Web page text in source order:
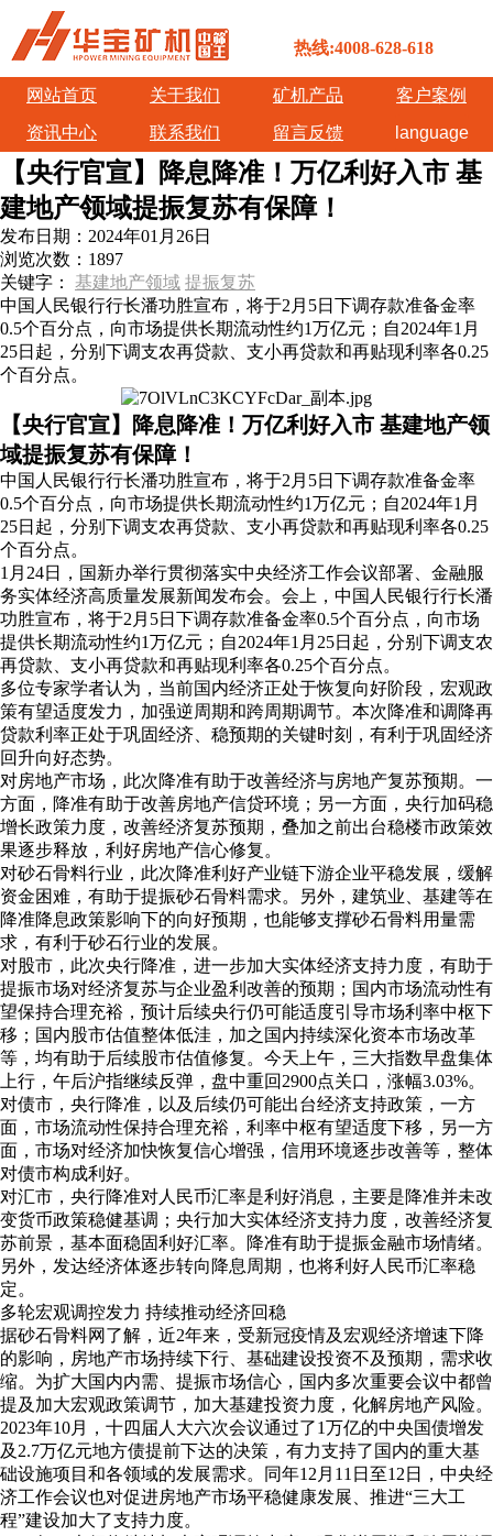
热线:4008-628-618
网站首页 关于我们 矿机产品
客户案例
资讯中心
联系我们 留言反馈 language
【央行官宣】降息降准！万亿利好入市 基
建地产领域提振复苏有保障！
发布日期： 2024年01月26日
浏览次数： 1897
关键字： 基建地产领域 提振复苏
中国人民银行行长潘功胜宣布，将于2月5日下调存款准备金率
0.5个百分点，向市场提供长期流动性约1万亿元；自2024年1月
25日起，分别下调支农再贷款、支小再贷款和再贴现利率各0.25
个百分点。
【央行官宣】降息降准！万亿利好入市 基建地产领
域提振复苏有保障！
中国人民银行行长潘功胜宣布，将于2月5日下调存款准备金率
0.5个百分点，向市场提供长期流动性约1万亿元；自2024年1月
25日起，分别下调支农再贷款、支小再贷款和再贴现利率各0.25
个百分点。
1月24日，国新办举行贯彻落实中央经济工作会议部署、金融服
务实体经济高质量发展新闻发布会。会上，中国人民银行行长潘
功胜宣布，将于2月5日下调存款准备金率0.5个百分点，向市场
提供长期流动性约1万亿元；自2024年1月25日起，分别下调支农
再贷款、支小再贷款和再贴现利率各0.25个百分点。
多位专家学者认为，当前国内经济正处于恢复向好阶段，宏观政
策有望适度发力，加强逆周期和跨周期调节。本次降准和调降再
贷款利率正处于巩固经济、稳预期的关键时刻，有利于巩固经济
回升向好态势。
对房地产市场，此次降准有助于改善经济与房地产复苏预期。一
方面，降准有助于改善房地产信贷环境；另一方面，央行加码稳
增长政策力度，改善经济复苏预期，叠加之前出台稳楼市政策效
果逐步释放，利好房地产信心修复。
对砂石骨料行业，此次降准利好产业链下游企业平稳发展，缓解
资金困难，有助于提振砂石骨料需求。另外，建筑业、基建等在
降准降息政策影响下的向好预期，也能够支撑砂石骨料用量需
求，有利于砂石行业的发展。
对股市，此次央行降准，进一步加大实体经济支持力度，有助于
提振市场对经济复苏与企业盈利改善的预期；国内市场流动性有
望保持合理充裕，预计后续央行仍可能适度引导市场利率中枢下
移；国内股市估值整体低洼，加之国内持续深化资本市场改革
等，均有助于后续股市估值修复。今天上午，三大指数早盘集体
上行，午后沪指继续反弹，盘中重回2900点关口，涨幅3.03%。
对债市，央行降准，以及后续仍可能出台经济支持政策，一方
面，市场流动性保持合理充裕，利率中枢有望适度下移，另一方
面，市场对经济加快恢复信心增强，信用环境逐步改善等，整体
对债市构成利好。
对汇市，央行降准对人民币汇率是利好消息，主要是降准并未改
变货币政策稳健基调；央行加大实体经济支持力度，改善经济复
苏前景，基本面稳固利好汇率。降准有助于提振金融市场情绪。
另外，发达经济体逐步转向降息周期，也将利好人民币汇率稳
定。
多轮宏观调控发力 持续推动经济回稳
据砂石骨料网了解，近2年来，受新冠疫情及宏观经济增速下降
的影响，房地产市场持续下行、基础建设投资不及预期，需求收
缩。为扩大国内内需、提振市场信心，国内多次重要会议中都曾
提及加大宏观政策调节，加大基建投资力度，化解房地产风险。
2023年10月，十四届人大六次会议通过了1万亿的中央国债增发
及2.7万亿元地方债提前下达的决策，有力支持了国内的重大基
础设施项目和各领域的发展需求。同年12月11日至12日，中央经
济工作会议也对促进房地产市场平稳健康发展、推进“三大工
程”建设加大了支持力度。